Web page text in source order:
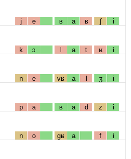
j e ʁ a ʁ ʃ i
k ɔ l a t ʁ i
n e vʁ a l ʒ i
p a ʁ a d z i
n o gʁ a f i